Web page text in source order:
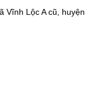
Vĩnh Lộc A cũ, huyện